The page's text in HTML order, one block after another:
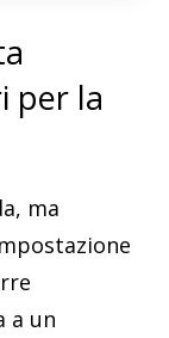
per la
ma
a un